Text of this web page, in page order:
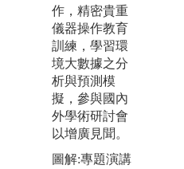
作，精密貴重
儀器操作教育
訓練，學習環
境大數據之分
析與預測模
擬，參與國內
外學術研討會
以增廣見聞。
圖解:專題演講